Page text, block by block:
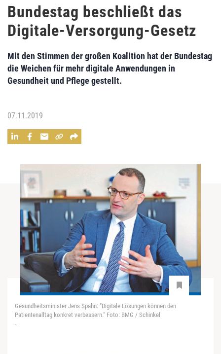
Bundestag beschließt das
Digitale-Versorgung-Gesetz
Mit den Stimmen der großen Koalition hat der Bundestag
die Weichen für mehr digitale Anwendungen in
Gesundheit und Pflege gestellt.
07.11.2019
Gesundheitsminister Jens Spahn: "Digitale Lösungen können den
Patientenalltag konkret verbessern." Foto: BMG / Schinkel
-